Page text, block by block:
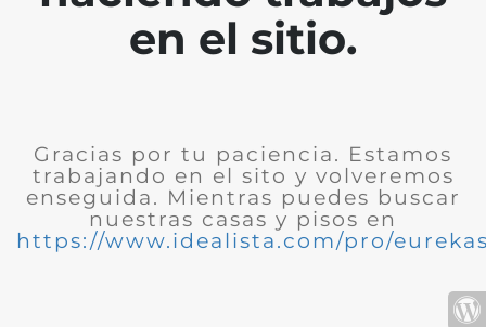
en el sitio.
Gracias por tu paciencia. Estamos
trabajando en el sito y volveremos
enseguida. Mientras puedes buscar
nuestras casas y pisos en
https://www.idealista.com/pro/